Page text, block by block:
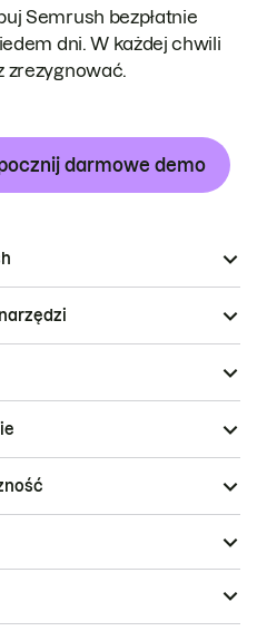
Semrush bezpłatnie
dni. W każdej chwili
zrezygnować.
darmowe demo